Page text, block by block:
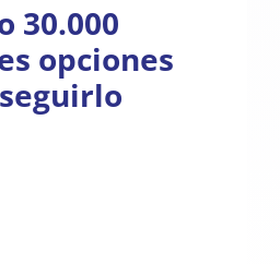
30.000
opciones